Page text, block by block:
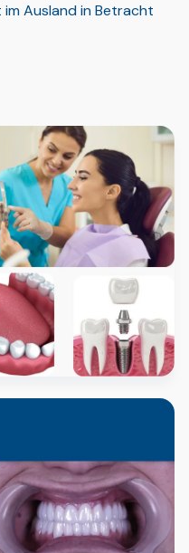
Ausland in Betracht